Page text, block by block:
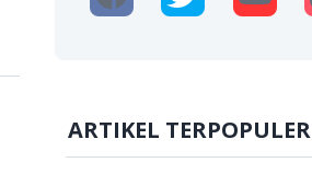
ARTIKEL TERPOPULER